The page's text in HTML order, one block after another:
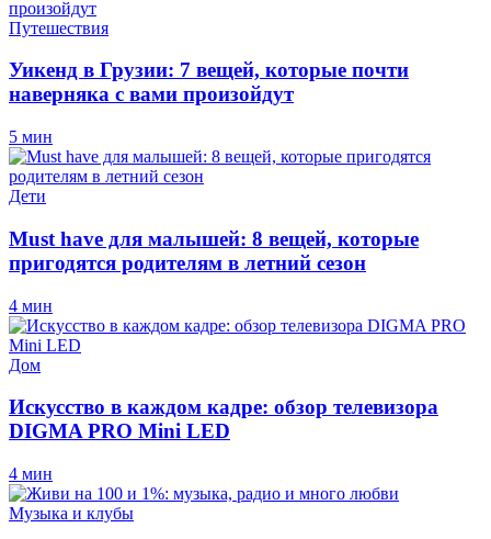
Путешествия
Уикенд в Грузии: 7 вещей, которые почти
наверняка с вами произойдут
5 мин
Дети
Must have для малышей: 8 вещей, которые
пригодятся родителям в летний сезон
4 мин
Дом
Искусство в каждом кадре: обзор телевизора
DIGMA PRO Mini LED
4 мин
Музыка и клубы